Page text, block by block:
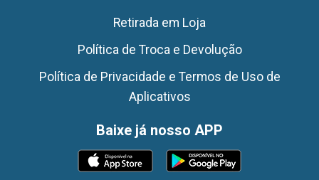
Retirada em Loja
Política de Troca e Devolução
Política de Privacidade e Termos de Uso de
Aplicativos
Baixe já nosso APP